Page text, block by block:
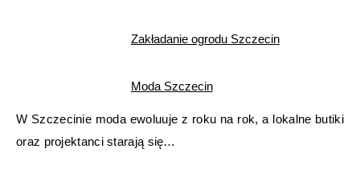
Zakładanie ogrodu Szczecin
Moda Szczecin
W Szczecinie moda ewoluuje z roku na rok, a lokalne butiki
oraz projektanci starają się…